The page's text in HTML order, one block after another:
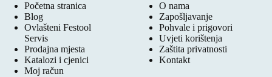
Početna stranica
Blog
Ovlašteni Festool
Servis
Prodajna mjesta
Katalozi i cjenici
Moj račun
O nama
Zapošljavanje
Pohvale i prigovori
Uvjeti korištenja
Zaštita privatnosti
Kontakt